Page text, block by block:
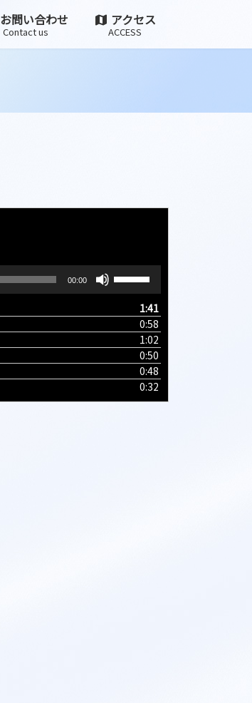
お問い合わせ
Contact us
アクセス
ACCESS
00:00
ー
ム
調
節
に
1:41
0:58
1:02
0:50
0:48
0:32